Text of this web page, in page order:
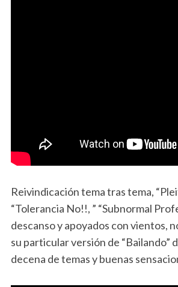
Reivindicación tema tras tema,
“Tolerancia No!!, ” “Subnormal
descanso y apoyados con vientos,
su particular versión de “Bailando”
decena de temas y buenas